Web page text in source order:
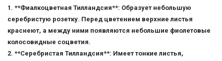
1. **Фиалкоцветная Тилландсия**: Образует небольшую
серебристую розетку. Перед цветением верхние листья
краснеют, а между ними появляются небольшие фиолетовые
колосовидные соцветия.
2. **Серебристая Тилландсия**: Имеет тонкие листья,